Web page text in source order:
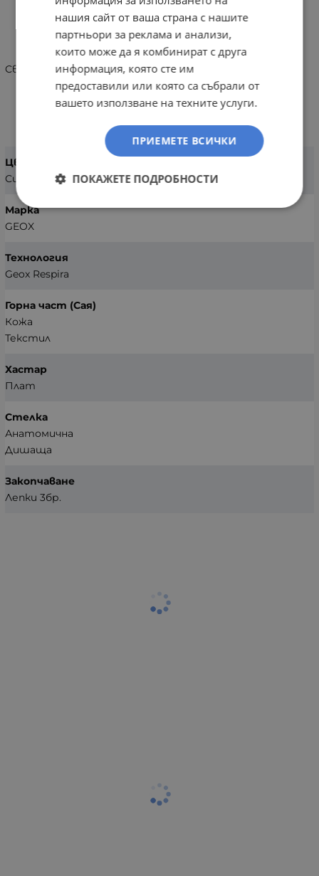
ИНФОРМАЦИЯ
Светещи сандали Geox J55MWA 0ASKN C4193
Цвят
Син
Марка
GEOX
Технология
Geox Respira
Горна част (Сая)
Кожа
Текстил
Хастар
Плат
Стелка
Анатомична
Дишаща
Закопчаване
Лепки 3бр.
нашия сайт от ваша страна с нашите
партньори за реклама и анализи,
които може да я комбинират с друга
информация, която сте им
предоставили или която са събрали от
вашето използване на техните услуги.
ПРИЕМЕТЕ ВСИЧКИ
ПОКАЖЕТЕ ПОДРОБНОСТИ